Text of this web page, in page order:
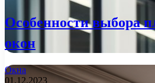
Особенности выбора
окон
Окна
01.12.2023